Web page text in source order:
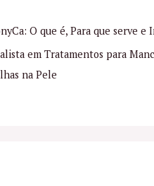
O que é, Para que serve e
em Tratamentos para
na Pele